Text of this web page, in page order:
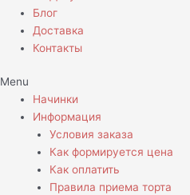
Блог
Доставка
Контакты
Menu
Начинки
Информация
Условия заказа
Как формируется цена
Как оплатить
Правила приема торта